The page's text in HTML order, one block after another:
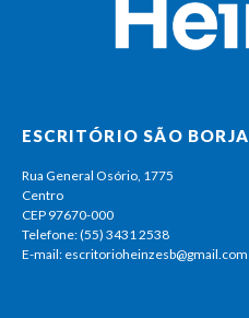
ESCRITÓRIO SÃO BORJA
Rua General Osório, 1775
Centro
CEP 97670-000
Telefone: (55) 3431 2538
E-mail: escritorioheinzesb@gmail.com